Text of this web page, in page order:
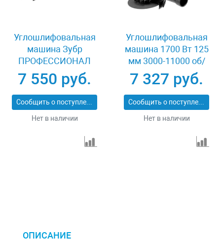
Углошлифовальная
машина Зубр
ПРОФЕССИОНАЛ
УШМ-П125-1400
ЭПСТ
7 550 руб.
Сообщить о поступлении
Нет в наличии
Углошлифовальная
машина 1700 Вт 125
мм 3000-11000 об/
мин Denzel AGB125-
1700 26914
7 327 руб.
Сообщить о поступлении
Нет в наличии
ОПИСАНИЕ